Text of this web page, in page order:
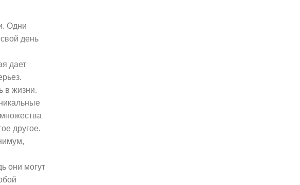
Одни
день
дает
в жизни.
другое.
они могут